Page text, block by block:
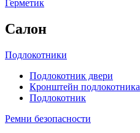
Герметик
Салон
Подлокотники
Подлокотник двери
Кронштейн подлокотника
Подлокотник
Ремни безопасности